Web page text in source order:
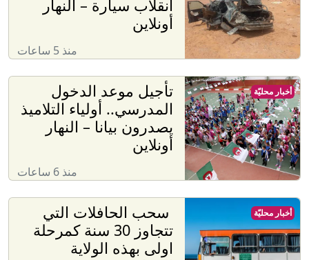
انقلاب سيارة – النهار
أونلاين
منذ 5 ساعات
تأجيل موعد الدخول
المدرسي.. أولياء التلاميذ
يصدرون بيانا – النهار
أونلاين
منذ 6 ساعات
أخبار محليّة
سحب الحافلات التي
تتجاوز 30 سنة كمرحلة
اولى بهذه الولاية
أخبار محليّة